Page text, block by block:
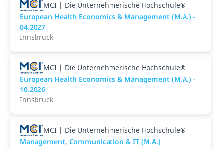
MCI | Die Unternehmerische Hochschule®
European Health Economics & Management (M.A.) -
04.2027
Innsbruck
MCI | Die Unternehmerische Hochschule®
European Health Economics & Management (M.A.) -
10.2026
Innsbruck
MCI | Die Unternehmerische Hochschule®
Management, Communication & IT (M.A.)